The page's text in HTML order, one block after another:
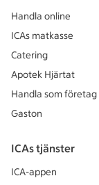
Handla online
ICAs matkasse
Catering
Apotek Hjärtat
Handla som företag
Gaston
ICAs tjänster
ICA-appen